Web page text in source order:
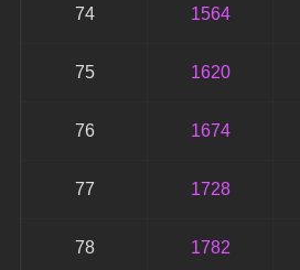
74 1564
75 1620
76 1674
77 1728
78 1782